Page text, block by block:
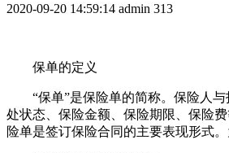
2020-09-20 14:59:14 admin 313
保单的定义
“保单”是保险单的简称。保险人
处状态、保险金额、保险期限、保险
险单是签订保险合同的主要表现形式